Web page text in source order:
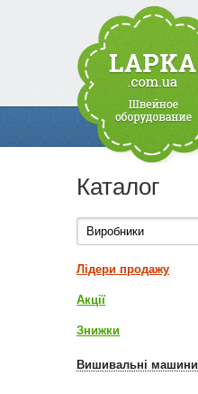
Каталог
Лідери продажу
Акції
Знижки
Вишивальні машини